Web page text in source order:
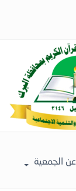
عن الجمعية